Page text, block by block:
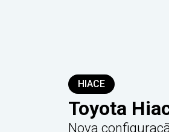
HIACE
Toyota
Nova